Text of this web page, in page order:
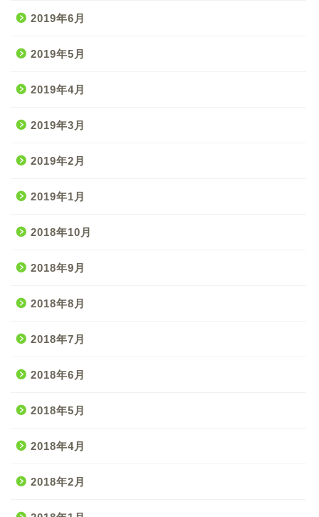
2019年6月
2019年5月
2019年4月
2019年3月
2019年2月
2019年1月
2018年10月
2018年9月
2018年8月
2018年7月
2018年6月
2018年5月
2018年4月
2018年2月